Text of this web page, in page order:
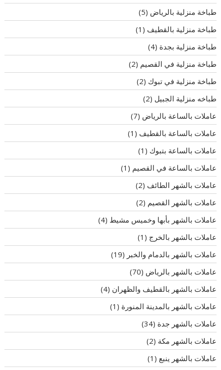
طباخة منزلية بالرياض (5)
طباخة منزلية بالقطيف (1)
طباخة منزلية بجدة (4)
طباخة منزلية في القصيم (2)
طباخة منزلية في تبوك (2)
طباخه منزلية الجبيل (2)
عاملات بالساعة بالرياض (7)
عاملات بالساعة بالقطيف (1)
عاملات بالساعة بتبوك (1)
عاملات بالساعة في القصيم (1)
عاملات بالشهر الطائف (2)
عاملات بالشهر القصيم (2)
عاملات بالشهر بأبها وخميس مشيط (4)
عاملات بالشهر بالخرج (1)
عاملات بالشهر بالدمام والخبر (19)
عاملات بالشهر بالرياض (70)
عاملات بالشهر بالقطيف والظهران (4)
عاملات بالشهر بالمدينة المنورة (1)
عاملات بالشهر جدة (34)
عاملات بالشهر مكة (2)
عاملات بالشهر ينبع (1)